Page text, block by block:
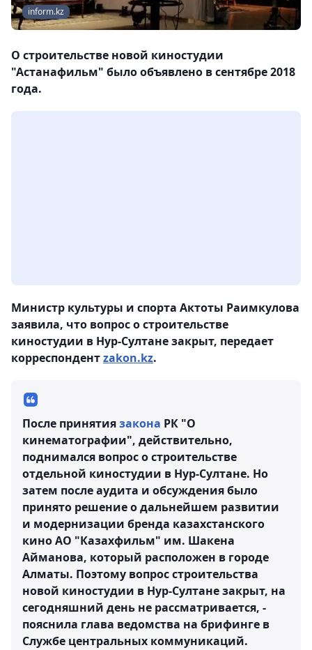
inform.kz
О строительстве новой киностудии
"Астанафильм" было объявлено в сентябре 2018
года.
Министр культуры и спорта Актоты Раимкулова
заявила, что вопрос о строительстве
киностудии в Нур-Султане закрыт, передает
корреспондентzakon.kz.
После принятиязакона РК "О
кинематографии", действительно,
поднимался вопрос о строительстве
отдельной киностудии в Нур-Султане. Но
затем после аудита и обсуждения было
принято решение о дальнейшем развитии
и модернизации бренда казахстанского
кино АО "Казахфильм" им. Шакена
Айманова, который расположен в городе
Алматы. Поэтому вопрос строительства
новой киностудии в Нур-Султане закрыт, на
сегодняшний день не рассматривается, -
пояснила глава ведомства на брифинге в
Службе центральных коммуникаций.